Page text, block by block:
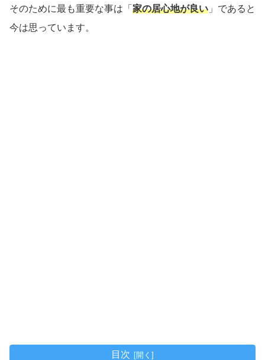
そのために最も重要な事は「 家の居心地が良い 」であると
今は思っています。
目次